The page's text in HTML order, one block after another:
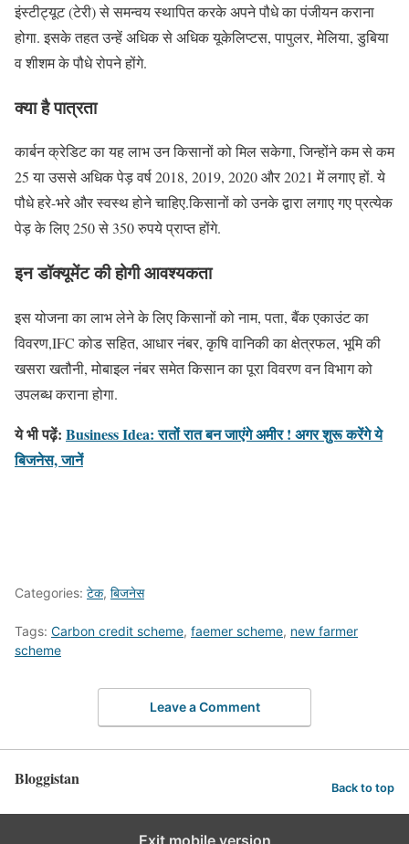
इंस्टीट्यूट (टेरी) से समन्वय स्थापित करके अपने पौधे का पंजीयन कराना
होगा. इसके तहत उन्हें अधिक से अधिक यूकेलिप्टस, पापुलर, मेलिया, डुबिया
व शीशम के पौधे रोपने होंगे.
क्या है पात्रता
कार्बन क्रेडिट का यह लाभ उन किसानों को मिल सकेगा, जिन्होंने कम से कम
25 या उससे अधिक पेड़ वर्ष 2018, 2019, 2020 और 2021 में लगाए हों. ये
पौधे हरे-भरे और स्वस्थ होने चाहिए.किसानों को उनके द्वारा लगाए गए प्रत्येक
पेड़ के लिए 250 से 350 रुपये प्राप्त होंगे.
इन डॉक्यूमेंट की होगी आवश्यकता
इस योजना का लाभ लेने के लिए किसानों को नाम, पता, बैंक एकाउंट का
विवरण,IFC कोड सहित, आधार नंबर, कृषि वानिकी का क्षेत्रफल, भूमि की
खसरा खतौनी, मोबाइल नंबर समेत किसान का पूरा विवरण वन विभाग को
उपलब्ध कराना होगा.
ये भी पढ़ें: Business Idea: रातों रात बन जाएंगे अमीर ! अगर शुरू करेंगे ये
बिजनेस, जानें
Categories: टेक, बिजनेस
Tags: Carbon credit scheme, faemer scheme, new farmer
scheme
Leave a Comment
Bloggistan Back to top